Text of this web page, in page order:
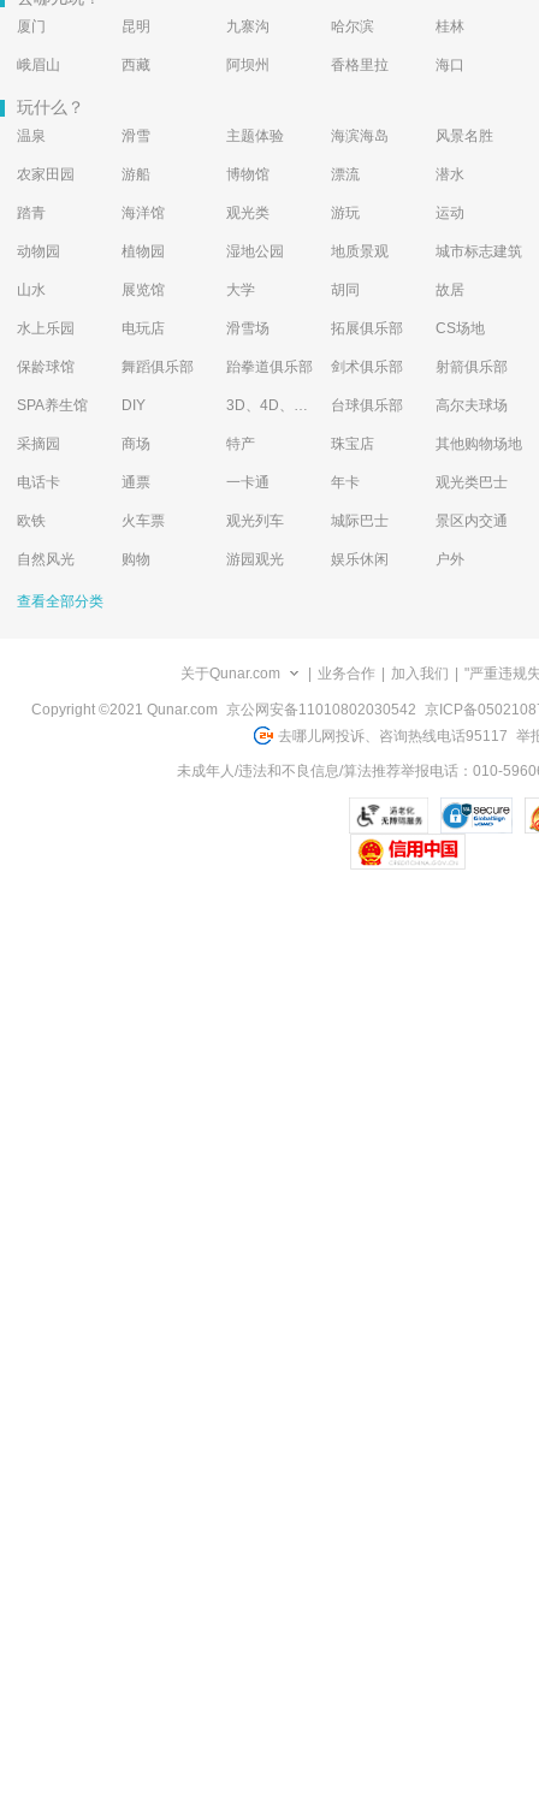
厦门 昆明 九寨沟 哈尔滨 桂林
峨眉山 西藏 阿坝州 香格里拉 海口
玩什么？
温泉 滑雪 主题体验 海滨海岛 风景名胜
农家田园 游船 博物馆 漂流 潜水
踏青 海洋馆 观光类 游玩 运动
动物园 植物园 湿地公园 地质景观 城市标志建筑
山水 展览馆 大学 胡同 故居
水上乐园 电玩店 滑雪场 拓展俱乐部 CS场地
保龄球馆 舞蹈俱乐部 跆拳道俱乐部 剑术俱乐部 射箭俱乐部
SPA养生馆 DIY 3D、4D、5D艺术体验馆 台球俱乐部 高尔夫球场
采摘园 商场 特产 珠宝店 其他购物场地
电话卡 通票 一卡通 年卡 观光类巴士
欧铁 火车票 观光列车 城际巴士 景区内交通
自然风光 购物 游园观光 娱乐休闲 户外
查看全部分类
关于Qunar.com 业务合作 加入我们 "严重违规
Copyright ©2021 Qunar.com 京公网安备11010802030542 京ICP备
去哪儿网投诉、咨询热线电话95117 举
未成年人/违法和不良信息/算法推荐举报电话：010-